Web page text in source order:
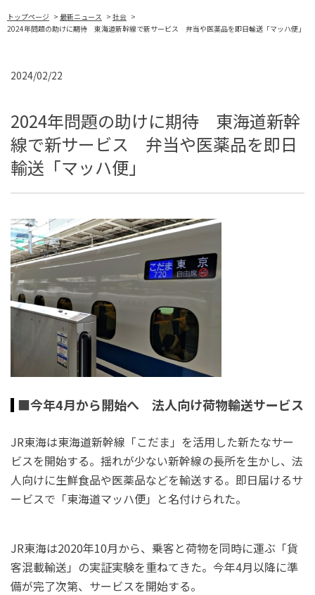
トップページ 最新ニュース
社会
2024年問題の助けに期待 東海道新幹線で新サービス 弁当や医薬品を即日輸送「マッハ便」
2024/02/22
2024年問題の助けに期待 東海道新幹
線で新サービス 弁当や医薬品を即日
輸送「マッハ便」
■今年4月から開始へ 法人向け荷物輸送サービス
JR東海は東海道新幹線「こだま」を活用した新たなサー
ビスを開始する。揺れが少ない新幹線の長所を生かし、法
人向けに生鮮食品や医薬品などを輸送する。即日届けるサ
ービスで「東海道マッハ便」と名付けられた。
JR東海は2020年10月から、乗客と荷物を同時に運ぶ「貨
客混載輸送」の実証実験を重ねてきた。今年4月以降に準
備が完了次第、サービスを開始する。